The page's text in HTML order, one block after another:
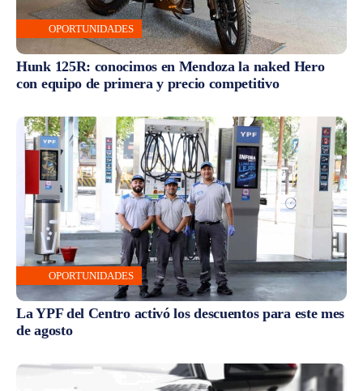
OPORTUNIDADES
Hunk 125R: conocimos en Mendoza la naked Hero
con equipo de primera y precio competitivo
OPORTUNIDADES
La YPF del Centro activó los descuentos para este mes
de agosto